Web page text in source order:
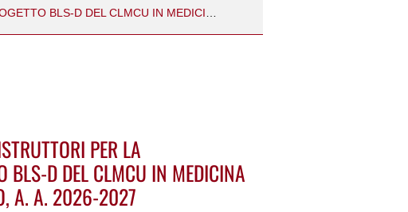
AVVISO DI SELEZIONE DI N. 3 ISTRUTTORI PER LA REALIZZAZIONE DEL PROGETTO BLS-D DEL CLMCU IN MEDICINA E CHIRURGIA SEDE DI TREVISO, A. A. 2026-2027
PER LA
BLS-D DEL CLMCU IN MEDICINA
A. A. 2026-2027